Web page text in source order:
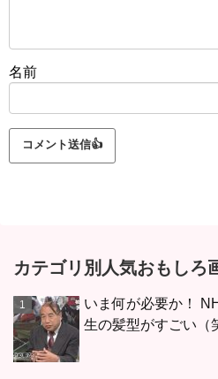
名前
カテゴリ別人気おもしろ
いま何が必要か！
生の髪型がすごい（